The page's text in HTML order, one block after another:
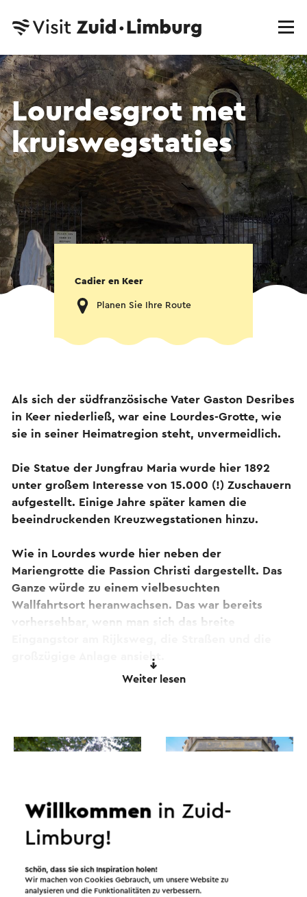
Lourdesgrot met
kruiswegstaties
Cadier en Keer
Planen Sie Ihre Route
Als sich der südfranzösische Vater Gaston Desribes
in Keer niederließ, war eine Lourdes-Grotte, wie
sie in seiner Heimatregion steht, unvermeidlich.
Die Statue der Jungfrau Maria wurde hier 1892
unter großem Interesse von 15.000 (!) Zuschauern
aufgestellt. Einige Jahre später kamen die
beeindruckenden Kreuzwegstationen hinzu.
Wie in Lourdes wurde hier neben der
Mariengrotte die Passion Christi dargestellt. Das
Ganze würde zu einem vielbesuchten
Wallfahrtsort heranwachsen. Das war bereits
vorhersehbar, wenn man sich das breite
großzügige Anlage ansieht.
Höhle an und es gibt viel zu Fuß in diesem
Übersetzungsdienstes automatisch übersetzt.
Weiter lesen
Willkommen in Zuid-
Limburg!
Schön, dass Sie sich Inspiration holen!
Wir machen von Cookies Gebrauch, um unsere Website zu
analysieren und die Funktionalitäten zu verbessern.